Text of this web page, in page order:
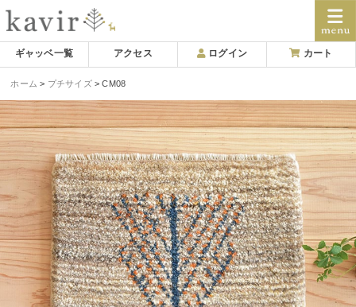
Skip
to
ギャッベ一覧 アクセス ログイン カート
ホーム プチサイズ CM08